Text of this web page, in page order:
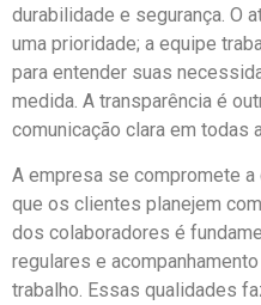
durabilidade e segurança. O
uma prioridade; a equipe
para entender suas
medida. A transparência é
comunicação clara em todas
A empresa se compromete
que os clientes planejem
dos colaboradores é
regulares e
trabalho. Essas qualidades